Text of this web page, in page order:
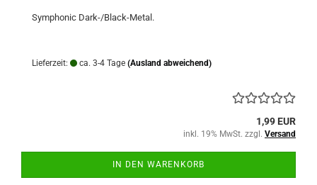
Symphonic Dark-/Black-Metal.
Lieferzeit: ca. 3-4 Tage (Ausland abweichend)
1,99 EUR
inkl. 19% MwSt. zzgl. Versand
IN DEN WARENKORB